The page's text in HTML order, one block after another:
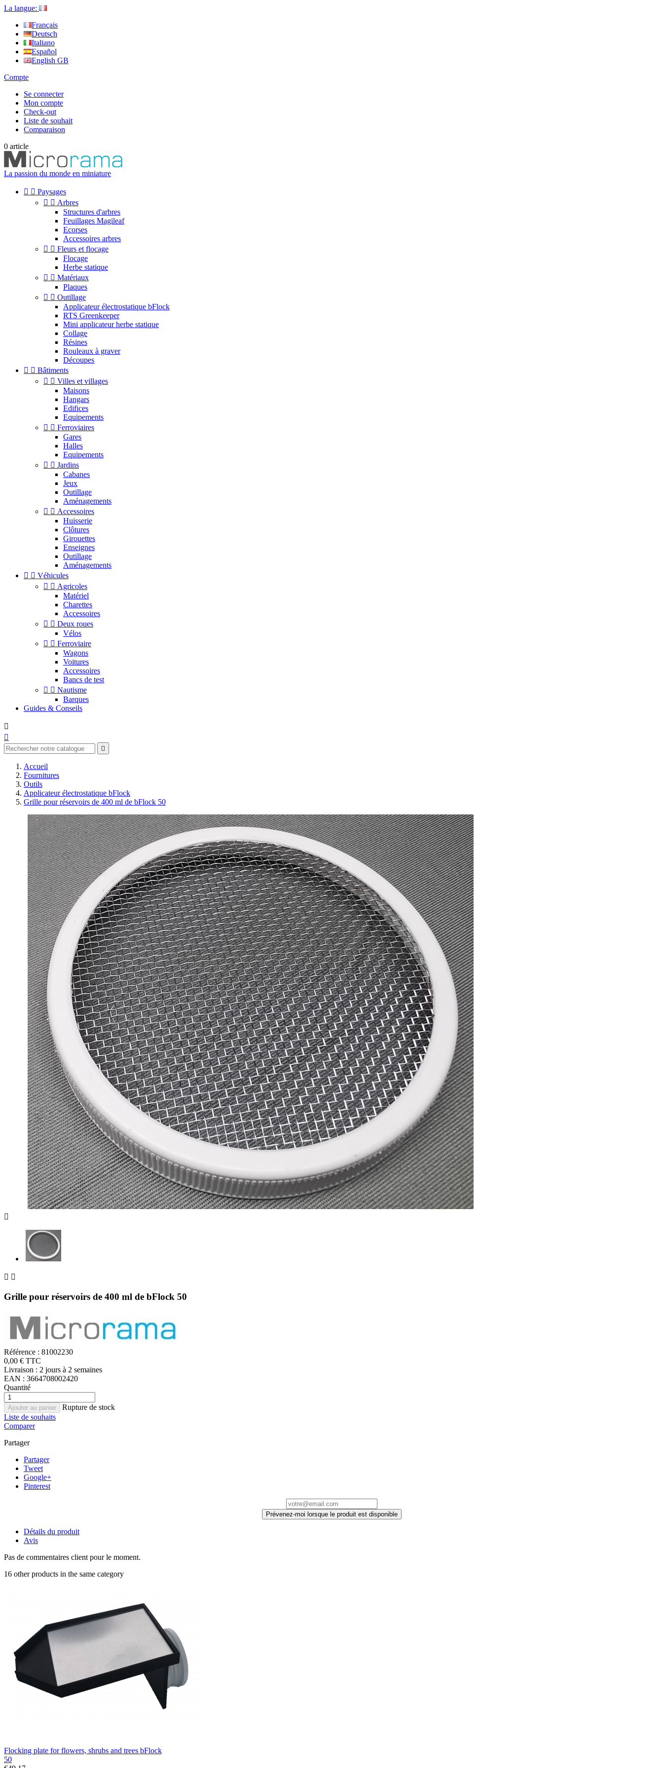
La langue:
Français
Deutsch
Italiano
Español
English GB
Compte
Se connecter
Mon compte
Check-out
Liste de souhait
Comparaison
0 article
La passion du monde en miniature
  Paysages
  Arbres
Structures d'arbres
Feuillages Magileaf
Ecorses
Accessoires arbres
  Fleurs et flocage
Flocage
Herbe statique
  Matériaux
Plaques
  Outillage
Applicateur électrostatique bFlock
RTS Greenkeeper
Mini applicateur herbe statique
Collage
Résines
Rouleaux à graver
Découpes
  Bâtiments
  Villes et villages
Maisons
Hangars
Edifices
Equipements
  Ferroviaires
Gares
Halles
Equipements
  Jardins
Cabanes
Jeux
Outillage
Aménagements
  Accessoires
Huisserie
Clôtures
Girouettes
Enseignes
Outillage
Aménagements
  Véhicules
  Agricoles
Matériel
Charettes
Accessoires
  Deux roues
Vélos
  Ferroviaire
Wagons
Voitures
Accessoires
Bancs de test
  Nautisme
Barques
Guides & Conseils



Accueil
Fournitures
Outils
Applicateur électrostatique bFlock
Grille pour réservoirs de 400 ml de bFlock 50

 
Grille pour réservoirs de 400 ml de bFlock 50
Référence : 81002230
0,00 € TTC
Livraison : 2 jours à 2 semaines
EAN : 3664708002420
Quantité
Ajouter au panier
Rupture de stock
Liste de souhaits
Comparer
Partager
Partager
Tweet
Google+
Pinterest
Prévenez-moi lorsque le produit est disponible
Détails du produit
Avis
Pas de commentaires client pour le moment.
16 other products in the same category
Flocking plate for flowers, shrubs and trees bFlock
50